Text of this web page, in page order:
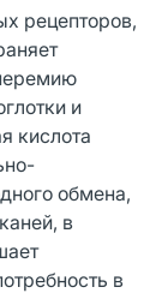
рецепторов,
и
кислота
обмена,
в
в